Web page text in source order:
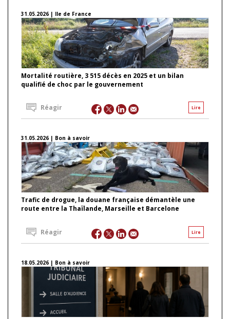
31.05.2026 | Ile de France
Mortalité routière, 3 515 décès en 2025 et un bilan
qualifié de choc par le gouvernement
Lire
Réagir
31.05.2026 | Bon à savoir
Trafic de drogue, la douane française démantèle une
route entre la Thaïlande, Marseille et Barcelone
Lire
Réagir
18.05.2026 | Bon à savoir